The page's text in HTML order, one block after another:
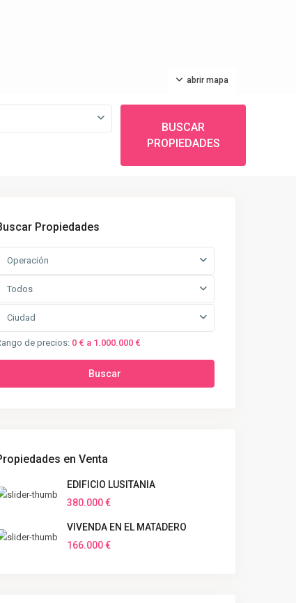
abrir mapa
BUSCAR
PROPIEDADES
Propiedades
Operación
Todos
Ciudad
de precios: 0 € a 1.000.000 €
Buscar
en Venta
EDIFICIO LUSITANIA
380.000 €
VIVENDA EN EL MATADERO
166.000 €